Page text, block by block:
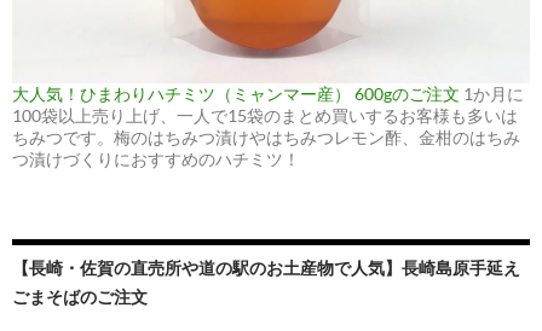
大人気！ひまわりハチミツ（ミャンマー産） 600gのご注文 1か月に
100袋以上売り上げ、一人で15袋のまとめ買いするお客様も多いは
ちみつです。梅のはちみつ漬けやはちみつレモン酢、金柑のはちみ
つ漬けづくりにおすすめのハチミツ！
【長崎・佐賀の直売所や道の駅のお土産物で人気】長崎島原手延え
ごまそばのご注文